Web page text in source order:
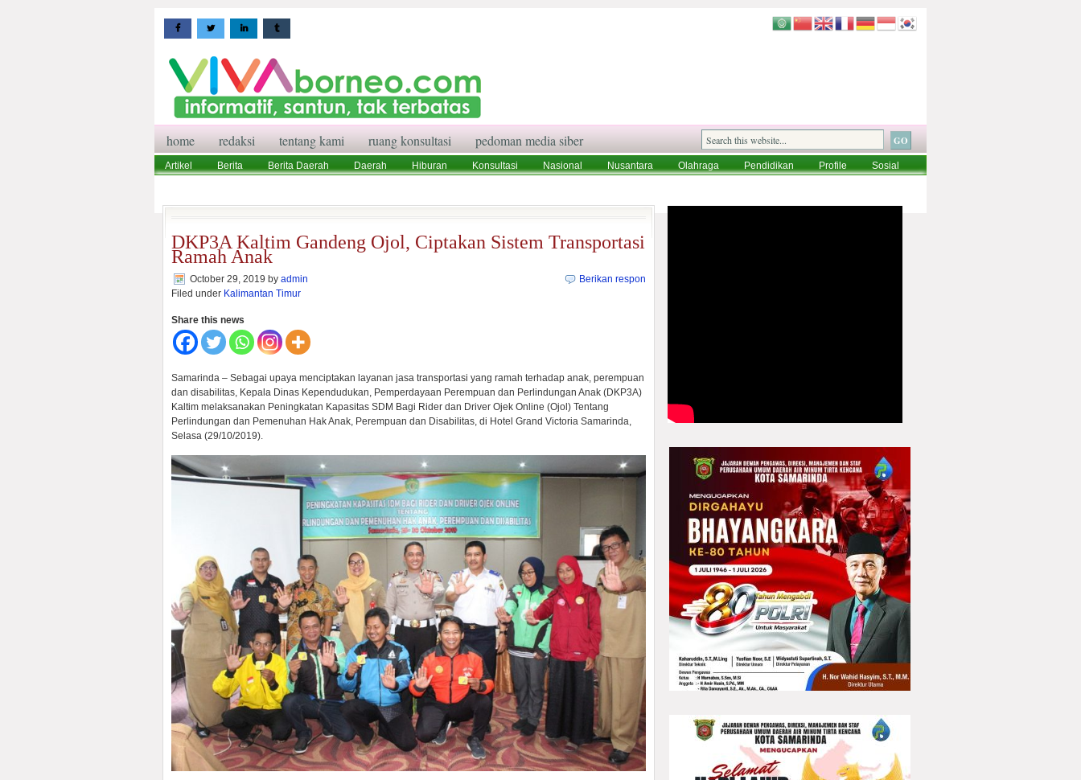
home redaksi tentang kami ruang konsultasi pedoman media siber
Artikel Berita Berita Daerah Daerah Hiburan Konsultasi Nasional Nusantara Olahraga Pendidikan Profile
Sosial
DKP3A Kaltim Gandeng Ojol, Ciptakan Sistem Transportasi
Ramah Anak
October 29, 2019 by admin
Filed under Kalimantan Timur
Berikan respon
Share this news
Samarinda – Sebagai upaya menciptakan layanan jasa transportasi yang ramah terhadap anak, perempuan
dan disabilitas, Kepala Dinas Kependudukan, Pemperdayaan Perempuan dan Perlindungan Anak (DKP3A)
Kaltim melaksanakan Peningkatan Kapasitas SDM Bagi Rider dan Driver Ojek Online (Ojol) Tentang
Perlindungan dan Pemenuhan Hak Anak, Perempuan dan Disabilitas, di Hotel Grand Victoria Samarinda,
Selasa (29/10/2019).